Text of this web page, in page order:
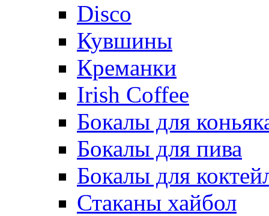
Disco
Кувшины
Креманки
Irish Coffee
Бокалы для
Бокалы для пива
Бокалы для
Стаканы хайбол